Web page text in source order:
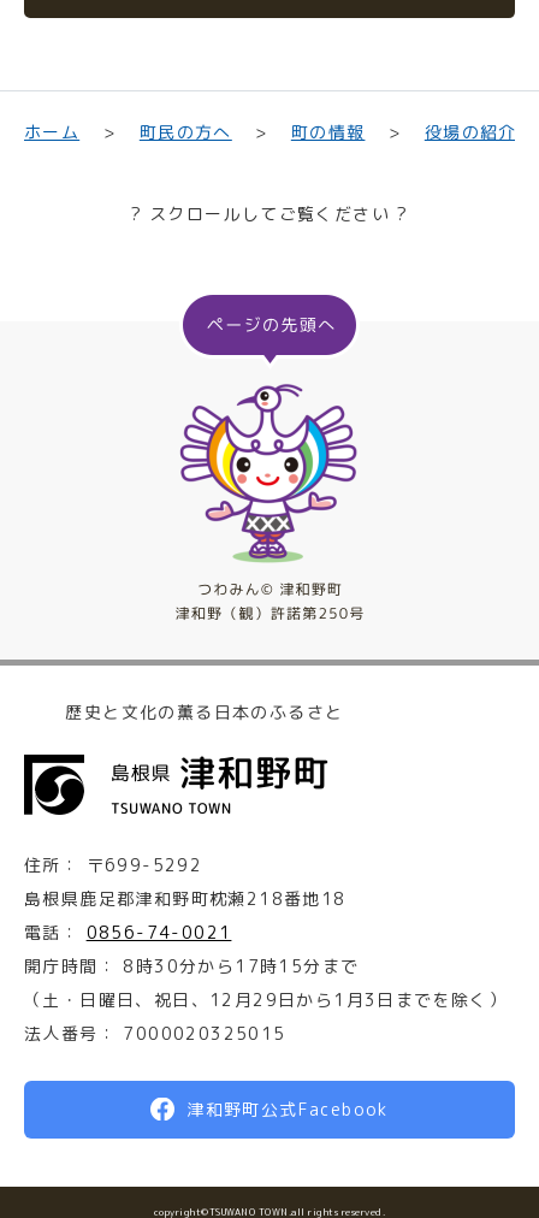
ホーム 町民の方へ 町の情報 役場の紹介
? スクロールしてご覧ください ?
歴史と文化の薫る日本のふるさと
住所：
〒699-5292
島根県鹿足郡津和野町枕瀬218番地18
電話：
0856-74-0021
開庁時間：
8時30分から17時15分まで
（土・日曜日、祝日、12月29日から1月3日までを除く）
法人番号：
7000020325015
津和野町公式Facebook
copyright©TSUWANO TOWN.all rights reserved.